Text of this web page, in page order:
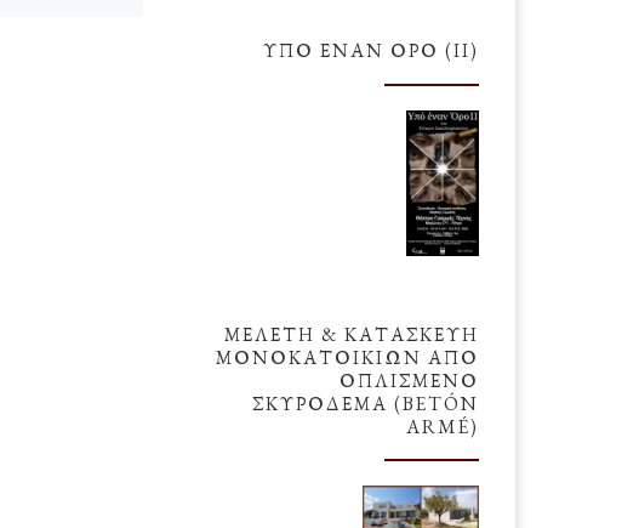
Buonarroti Simoni)
ΥΠΌ ΈΝΑΝ ΌΡΟ (ΙΙ)
ΜΕΛΕΤΗ & ΚΑΤΑΣΚΕΥΗ
ΜΟΝΟΚΑΤΟΙΚΙΩΝ ΑΠΟ
ΟΠΛΙΣΜΕΝΟ
ΣΚΥΡΟΔΕΜΑ (BETÓN
ARMÉ)